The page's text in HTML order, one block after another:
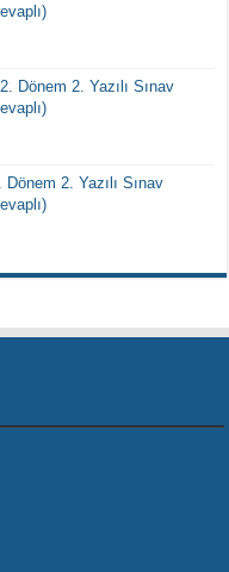
Dönem 2. Yazılı Sınav
Dönem 2. Yazılı Sınav